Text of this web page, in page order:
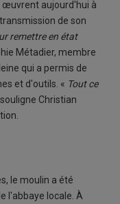
œuvrent aujourd'hui à
de son
remettre en état
Métadier, membre
qui a permis de
et d'outils. « Tout ce
Christian
le moulin a été
l'abbaye locale. À